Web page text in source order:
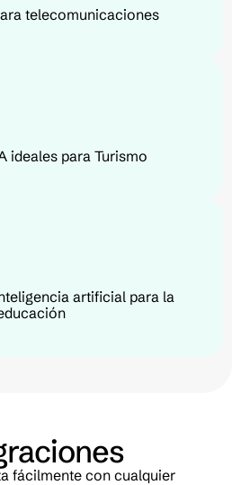
telecomunicaciones
ideales para Turismo
artificial para la
fácilmente con cualquier